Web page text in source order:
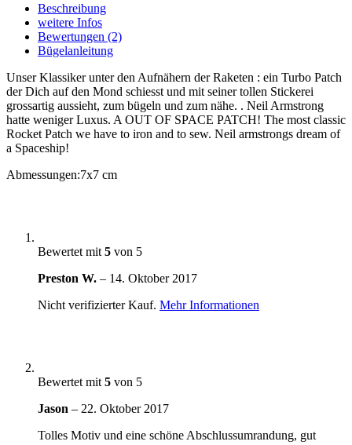
RAKETE
RAUMSCHIFF
Menge
Beschreibung
weitere Infos
Bewertungen (2)
Bügelanleitung
Unser Klassiker unter den Aufnähern der Raketen : ein Turbo Patch
der Dich auf den Mond schiesst und mit seiner tollen Stickerei
grossartig aussieht, zum bügeln und zum nähe. . Neil Armstrong
hatte weniger Luxus. A OUT OF SPACE PATCH! The most classic
Rocket Patch we have to iron and to sew. Neil armstrongs dream of
a Spaceship!
Abmessungen:7x7 cm
Bewertet mit 5 von 5
Preston W. – 14. Oktober 2017
Nicht verifizierter Kauf. Mehr Informationen
Bewertet mit 5 von 5
Jason – 22. Oktober 2017
Tolles Motiv und eine schöne Abschlussumrandung, gut